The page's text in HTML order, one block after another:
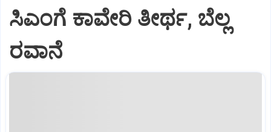
ಸಿಎಂಗೆ ಕಾವೇರಿ ತೀರ್ಥ, ಬೆಲ್ಲ
ರವಾನೆ